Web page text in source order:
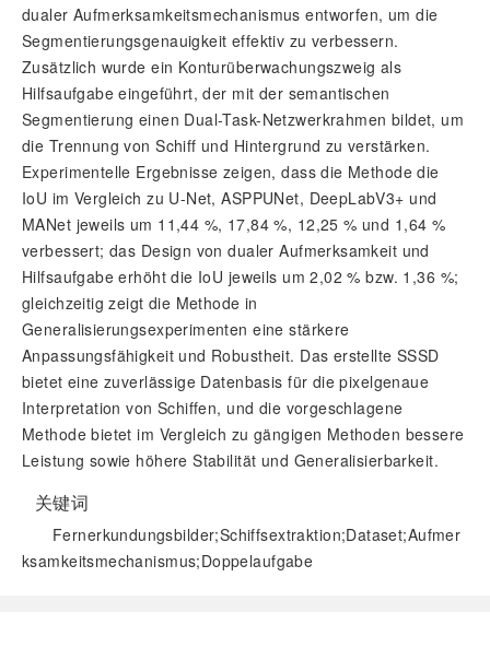
dualer Aufmerksamkeitsmechanismus entworfen, um die
Segmentierungsgenauigkeit effektiv zu verbessern.
Zusätzlich wurde ein Konturüberwachungszweig als
Hilfsaufgabe eingeführt, der mit der semantischen
Segmentierung einen Dual-Task-Netzwerkrahmen bildet, um
die Trennung von Schiff und Hintergrund zu verstärken.
Experimentelle Ergebnisse zeigen, dass die Methode die
IoU im Vergleich zu U-Net, ASPPUNet, DeepLabV3+ und
MANet jeweils um 11,44 %, 17,84 %, 12,25 % und 1,64 %
verbessert; das Design von dualer Aufmerksamkeit und
Hilfsaufgabe erhöht die IoU jeweils um 2,02 % bzw. 1,36 %;
gleichzeitig zeigt die Methode in
Generalisierungsexperimenten eine stärkere
Anpassungsfähigkeit und Robustheit. Das erstellte SSSD
bietet eine zuverlässige Datenbasis für die pixelgenaue
Interpretation von Schiffen, und die vorgeschlagene
Methode bietet im Vergleich zu gängigen Methoden bessere
Leistung sowie höhere Stabilität und Generalisierbarkeit.
关键词
Fernerkundungsbilder;Schiffsextraktion;Dataset;Aufmer
ksamkeitsmechanismus;Doppelaufgabe